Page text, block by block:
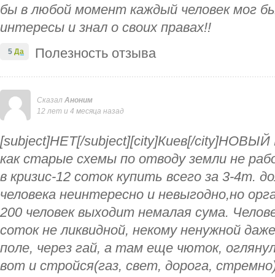
бы в любой момент каждый человек мог
интересы и знал о своих правах!!
Полезность отзыва
5 Да
Сказал Аноним
12 лет и 4 месяца назад
[subject]НЕТ[/subject][city]Киев[/
как старые схемы по отводу земли не
в кризис-12 соток купить всего за 3-4т.
человека неинтересно и невыгодно,но
200 человек выходит немалая сума.
соток не ликвидной, некому ненужной
поле, через гай, а там еще чюток,
вот и стройся(газ, свет, дорога,